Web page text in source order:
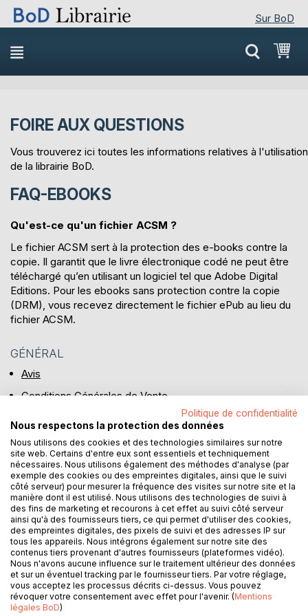
Sur BoD
Skip
to
Content
FOIRE AUX QUESTIONS
FAQ-EBOOKS
Qu'est-ce qu'un fichier ACSM ?
Le fichier ACSM sert à la protection des e-books contre la
copie. Il garantit que le livre électronique codé ne peut être
téléchargé qu’en utilisant un logiciel tel que Adobe Digital
Editions. Pour les ebooks sans protection contre la copie
(DRM), vous recevez directement le fichier ePub au lieu du
fichier ACSM.
Vous trouverez ici toutes les informations relatives à l'utilisation
de la librairie BoD.
GÉNÉRAL
Avis
Conditions Générales de Vente
Paiement et livraison
EBOOKS
À quoi doit-on être attentif lors du premier achat ?
Que signifient « Entièrement accessible », “Accessible” et
« Accès limité » pour les livres électroniques ?
Comment fonctionne Adobe DRM ?
Comment fonctionne l’achat d’un ebook ?
Quels sont les formats d’ebooks proposés par la boutique
Politique de confidentialité
Nous respectons la protection des données
Nous utilisons des cookies et des technologies similaires sur notre
site web. Certains d'entre eux sont essentiels et techniquement
nécessaires. Nous utilisons également des méthodes d'analyse (par
exemple des cookies ou des empreintes digitales, ainsi que le suivi
côté serveur) pour mesurer la fréquence des visites sur notre site et la
manière dont il est utilisé. Nous utilisons des technologies de suivi à
des fins de marketing et recourons à cet effet au suivi côté serveur
ainsi qu'à des fournisseurs tiers, ce qui permet d'utiliser des cookies,
des empreintes digitales, des pixels de suivi et des adresses IP sur
tous les appareils. Nous intégrons également sur notre site des
contenus tiers provenant d'autres fournisseurs (plateformes vidéo).
Nous n'avons aucune influence sur le traitement ultérieur des données
et sur un éventuel tracking par le fournisseur tiers. Par votre réglage,
vous acceptez les processus décrits ci-dessus. Vous pouvez
révoquer votre consentement avec effet pour l'avenir. (Mentions
légales BoD)